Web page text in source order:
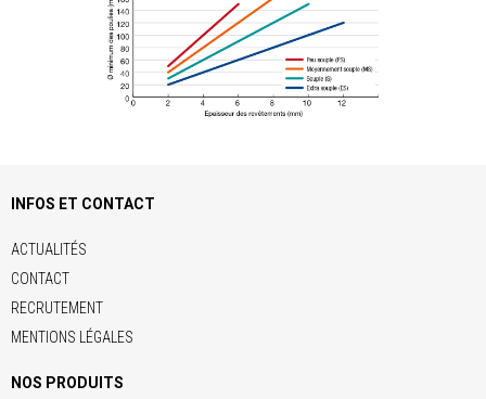
INFOS ET CONTACT
ACTUALITÉS
CONTACT
RECRUTEMENT
MENTIONS LÉGALES
NOS PRODUITS